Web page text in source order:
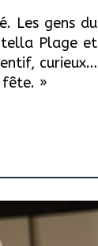
Les gens du
Plage et
curieux…
fête. »